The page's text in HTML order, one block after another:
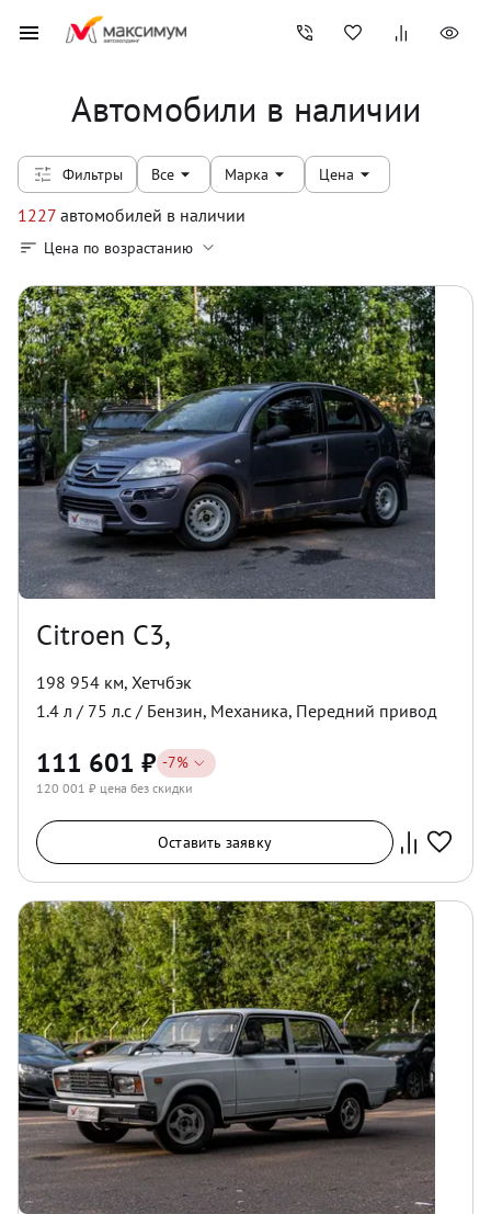
Автомобили в наличии
Фильтры Все Марка Цена
1227 автомобилей в наличии
Цена по возрастанию
Citroen C3,
198 954 км, Хетчбэк
1.4 л / 75 л.с / Бензин, Механика, Передний привод
111 601 ₽ -7%
120 001 ₽ цена без скидки
Оставить заявку